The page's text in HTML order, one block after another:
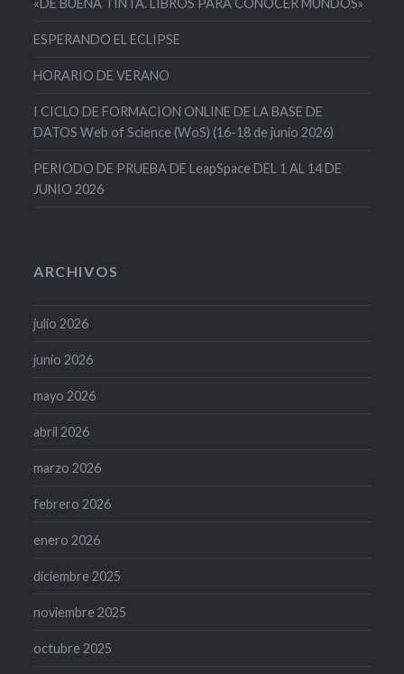
«DE BUENA TINTA. LIBROS PARA CONOCER MUNDOS»
ESPERANDO EL ECLIPSE
HORARIO DE VERANO
I CICLO DE FORMACION ONLINE DE LA BASE DE
DATOS Web of Science (WoS) (16-18 de junio 2026)
PERIODO DE PRUEBA DE LeapSpace DEL 1 AL 14 DE
JUNIO 2026
ARCHIVOS
julio 2026
junio 2026
mayo 2026
abril 2026
marzo 2026
febrero 2026
enero 2026
diciembre 2025
noviembre 2025
octubre 2025